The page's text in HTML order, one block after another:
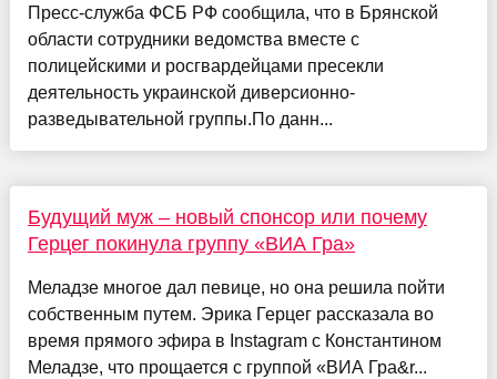
Пресс-служба ФСБ РФ сообщила, что в Брянской
области сотрудники ведомства вместе с
полицейскими и росгвардейцами пресекли
деятельность украинской диверсионно-
разведывательной группы.По данн...
Будущий муж – новый спонсор или почему
Герцег покинула группу «ВИА Гра»
Меладзе многое дал певице, но она решила пойти
собственным путем. Эрика Герцег рассказала во
время прямого эфира в Instagram с Константином
Меладзе, что прощается с группой «ВИА Гра&r...